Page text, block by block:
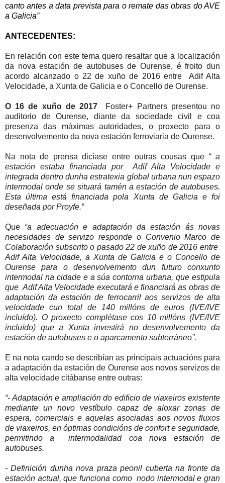
canto antes a data prevista para o remate das obras do AVE
a Galicia”
ANTECEDENTES:
En relación con este tema quero resaltar que a localización
da nova estación de autobuses de Ourense, é froito dun
acordo alcanzado o 22 de xuño de 2016 entre
Adif Alta
Velocidade, a Xunta de Galicia e o Concello de Ourense.
O 16 de xuño de 2017
Foster+ Partners presentou no
auditorio de Ourense, diante da sociedade civil e coa
presenza das máximas autoridades, o proxecto para o
desenvolvemento da nova estación ferroviaria de Ourense.
Na nota de prensa dicíase entre outras cousas que “ a
estación estaba financiada por
Adif Alta Velocidade e
integrada dentro dunha estratexia global urbana nun espazo
intermodal onde se situará tamén a estación de autobuses.
Esta última está financiada pola Xunta de Galicia e foi
deseñada por Proyfe.”
Que “a adecuación e adaptación da estación ás novas
necesidades de servizo responde o Convenio Marco de
Colaboración subscrito o pasado 22 de xuño de 2016 entre
Adif Alta Velocidade, a Xunta de Galicia e o Concello de
Ourense para o desenvolvemento dun futuro conxunto
intermodal na cidade e a súa contorna urbana, que estipula
que Adif Alta Velocidade executará e financiará as obras de
adaptación da estación de ferrocarril aos servizos de alta
velocidade cun total de 140 millóns de euros (IVE/IVE
incluído). O proxecto complétase cos 10 millóns (IVE/IVE
incluído) que a Xunta investirá no desenvolvemento da
estación de autobuses e o aparcamento subterráneo”.
E na nota cando se describían as principais actuacións para
a adaptación da estación de Ourense aos novos servizos de
alta velocidade citábanse entre outras:
“- Adaptación e ampliación do edificio de viaxeiros existente
mediante un novo vestíbulo capaz de aloxar zonas de
espera, comerciais e aquelas asociadas aos novos fluxos
de viaxeiros, en óptimas condicións de confort e seguridade,
permitindo a
intermodalidad coa nova estación de
autobuses.
- Definición dunha nova praza peonil cuberta na fronte da
estación actual, que funciona como nodo intermodal e gran